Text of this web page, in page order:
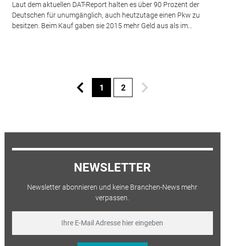
Laut dem aktuellen DAT-Report halten es über 90 Prozent der
Deutschen für unumgänglich, auch heutzutage einen Pkw zu
besitzen. Beim Kauf gaben sie 2015 mehr Geld aus als im...
1 2
NEWSLETTER
Newsletter abonnieren und keine Branchen-News mehr
verpassen.